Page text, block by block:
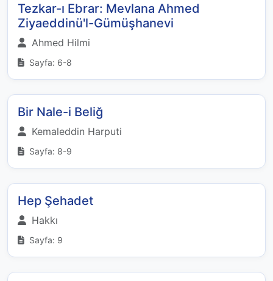
Tezkar-ı Ebrar: Mevlana Ahmed
Ziyaeddinü'l-Gümüşhanevi
Ahmed Hilmi
Sayfa: 6-8
Bir Nale-i Beliğ
Kemaleddin Harputi
Sayfa: 8-9
Hep Şehadet
Hakkı
Sayfa: 9